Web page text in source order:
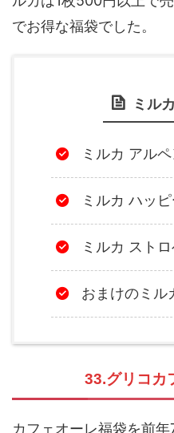
でお得な福袋でした。
ミル
ミルカ アル
ミルカ ハッ
ミルカ スト
おまけのミル
33.グリコカ
カフェオーレ福袋を前